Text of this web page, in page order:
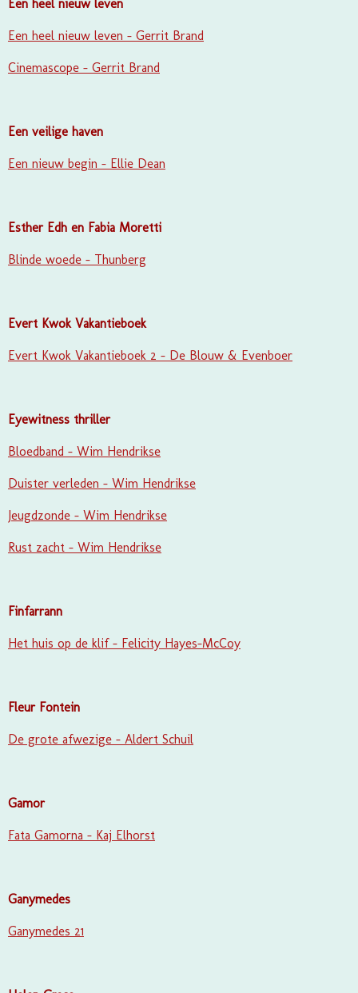
Een heel nieuw leven
Een heel nieuw leven - Gerrit Brand
Cinemascope - Gerrit Brand
Een veilige haven
Een nieuw begin - Ellie Dean
Esther Edh en Fabia Moretti
Blinde woede - Thunberg
Evert Kwok Vakantieboek
Evert Kwok Vakantieboek 2 - De Blouw & Evenboer
Eyewitness thriller
Bloedband - Wim Hendrikse
Duister verleden - Wim Hendrikse
Jeugdzonde - Wim Hendrikse
Rust zacht - Wim Hendrikse
Finfarrann
Het huis op de klif - Felicity Hayes-McCoy
Fleur Fontein
De grote afwezige - Aldert Schuil
Gamor
Fata Gamorna - Kaj Elhorst
Ganymedes
Ganymedes 21